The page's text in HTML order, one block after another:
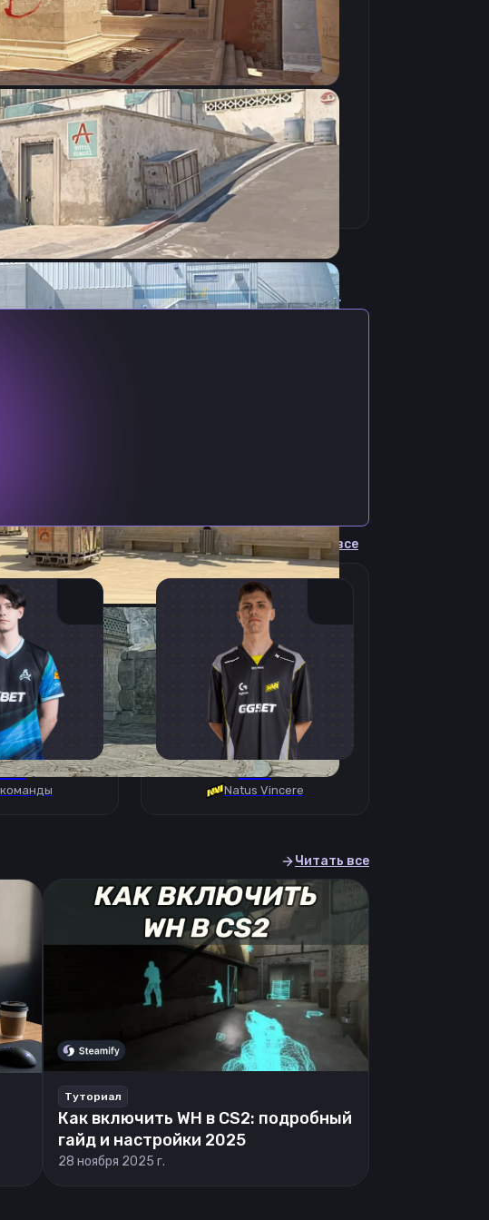
Скопировать
с актуальными настройками игрока.
Cмотреть все
B1T
Natus Vincere
Читать все
Туториал
Как включить WH в CS2: подробный
гайд и настройки 2025
28 ноября 2025 г.